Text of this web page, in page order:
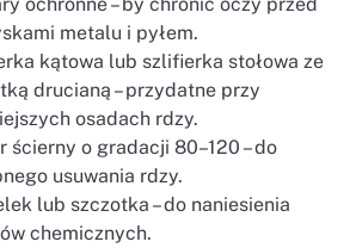
metalu i pyłem.
kątowa lub szlifierka stołowa ze
drucianą – przydatne przy
osadach rdzy.
ścierny o gradacji 80–120 – do
usuwania rdzy.
lub szczotka – do naniesienia
chemicznych.